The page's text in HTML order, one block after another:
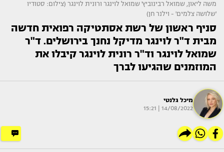
משה ליאון, שמואל רבינוביץ' שמואל לוינגר ורונית לוינגר (צילום: סטודיו
'שלושה צלמים' - וילנר חן)
סניף ראשון של רשת אסתטיקה רפואית חדשה
מבית ד"ר לוינגר מדיקל נחנך בירושלים. ד"ר
שמואל לוינגר וד"ר רונית לוינגר קיבלו את
המוזמנים שהגיעו לברך
מיכל גלנטי
14/08/2022 | 15:21